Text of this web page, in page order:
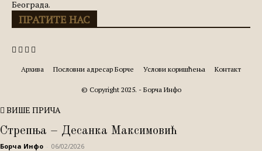
Београда.
ПРАТИТЕ НАС
Архива Пословни адресар Борче Услови коришћења Контакт
© Copyright 2025. - Борча Инфо
ВИШЕ ПРИЧА
Стрепња – Десанка Максимовић
Борча Инфо 06/02/2026